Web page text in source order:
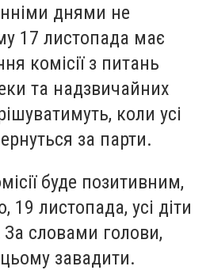
днями не
17 листопада має
комісії з питань
та надзвичайних
коли усі
за парти.
буде позитивним,
листопада, усі діти
словами голови,
завадити.